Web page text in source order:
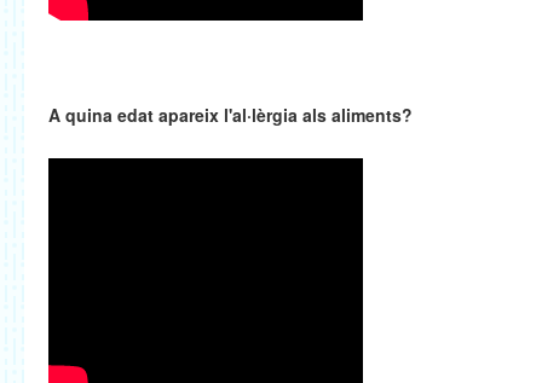
A quina edat apareix l'al·lèrgia als aliments?